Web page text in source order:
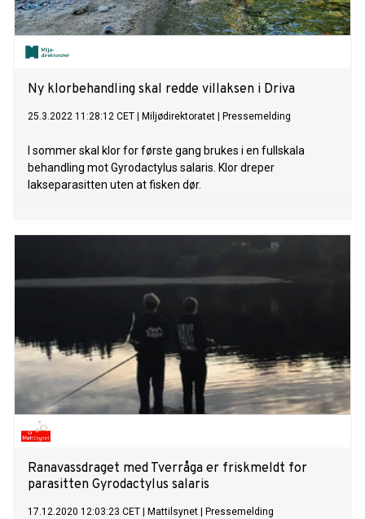
Ny klorbehandling skal redde villaksen i Driva
25.3.2022 11:28:12 CET Miljødirektoratet Pressemelding
I sommer skal klor for første gang brukes i en fullskala
behandling mot Gyrodactylus salaris. Klor dreper
lakseparasitten uten at fisken dør.
Ranavassdraget med Tverråga er friskmeldt for
parasitten Gyrodactylus salaris
17.12.2020 12:03:23 CET Mattilsynet Pressemelding